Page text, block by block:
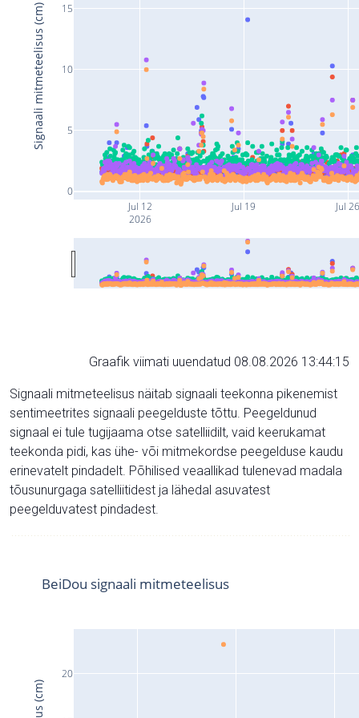
Jul 12
2026
Jul 19 Jul
0
5
10
15
Signaali mitmeteelisus (cm)
Graafik viimati uuendatud 08.08.2026 13:44:15
Signaali mitmeteelisus näitab signaali teekonna pikenemist
sentimeetrites signaali peegelduste tõttu. Peegeldunud
signaal ei tule tugijaama otse satelliidilt, vaid keerukamat
teekonda pidi, kas ühe- või mitmekordse peegelduse kaudu
erinevatelt pindadelt. Põhilised veaallikad tulenevad madala
tõusunurgaga satelliitidest ja lähedal asuvatest
peegelduvatest pindadest.
20
BeiDou signaali mitmeteelisus